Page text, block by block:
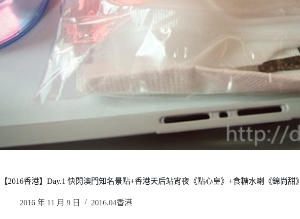
【2016香港】Day.1 快閃澳門知名景點+香港天后站宵夜《點心皇》+食糖水喇《錦尚甜》
2016 年 11 月 9 日 2016.04香港